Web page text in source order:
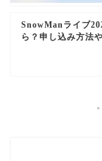
SnowManライブ
ら？申し込み方法